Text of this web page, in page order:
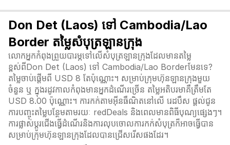
Don Det (Laos) ទៅ Cambodia/Lao
Border តម្លៃសំបុត្រឡានក្រុង
លោកអ្នកកំពុងព្រួយបារម្ភទៅលើសំបុត្រឡានក្រុងដែលមានតម្លៃ
ខ្ពស់ពីDon Det (Laos) ទៅ Cambodia/Lao Borderមែនទេ?
តម្លៃចាប់ផ្តើមពី USD 8 តែប៉ុណ្ណោះ។ សម្រាប់ក្រុមហ៊ុនឡានក្រុងមួយ
ចំនួន ឬ ក្នុងរដូវកាលកំពុងមានអ្នកដំណើរច្រើន តម្លៃអតិបរមាគឺត្រឹមតែ
USD 8.00 ប៉ុណ្ណោះ។ ការកក់តាមអ៊ីនធឺណិតនៅលើ រេដបឹស ផ្តល់ជូន
ការបញ្ចុះតម្លៃបន្ថែមតាមរយៈ redDeals និងពេលមានពិធីបុណ្យផ្សេងៗ។
ការផ្លាស់ប្ដូរជើងធ្វើដំណើរនិងការលុបចោលការកក់សំបុត្រក៏អាចធ្វើបាន
សម្រាប់ក្រុមហ៊ុនឡានក្រុងដែលបានជ្រើសរើសផងដែរ។